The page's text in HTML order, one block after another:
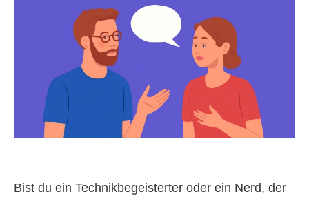
Bist du ein Technikbegeisterter oder ein Nerd, der